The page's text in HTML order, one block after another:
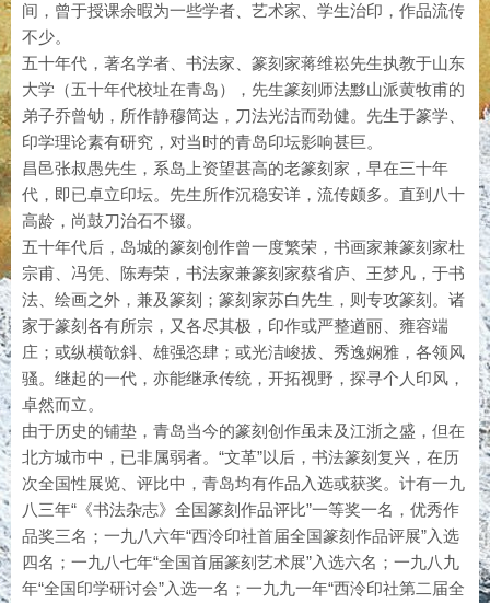
间，曾于授课余暇为一些学者、艺术家、学生治印，作品流传
不少。
五十年代，著名学者、书法家、篆刻家蒋维崧先生执教于山东
大学（五十年代校址在青岛），先生篆刻师法黟山派黄牧甫的
弟子乔曾劬，所作静穆简达，刀法光洁而劲健。先生于篆学、
印学理论素有研究，对当时的青岛印坛影响甚巨。
昌邑张叔愚先生，系岛上资望甚高的老篆刻家，早在三十年
代，即已卓立印坛。先生所作沉稳安详，流传颇多。直到八十
高龄，尚鼓刀治石不辍。
五十年代后，岛城的篆刻创作曾一度繁荣，书画家兼篆刻家杜
宗甫、冯凭、陈寿荣，书法家兼篆刻家蔡省庐、王梦凡，于书
法、绘画之外，兼及篆刻；篆刻家苏白先生，则专攻篆刻。诸
家于篆刻各有所宗，又各尽其极，印作或严整遒丽、雍容端
庄；或纵横欹斜、雄强恣肆；或光洁峻拔、秀逸娴雅，各领风
骚。继起的一代，亦能继承传统，开拓视野，探寻个人印风，
卓然而立。
由于历史的铺垫，青岛当今的篆刻创作虽未及江浙之盛，但在
北方城市中，已非属弱者。“文革”以后，书法篆刻复兴，在历
次全国性展览、评比中，青岛均有作品入选或获奖。计有一九
八三年“《书法杂志》全国篆刻作品评比”一等奖一名，优秀作
品奖三名；一九八六年“西泠印社首届全国篆刻作品评展”入选
四名；一九八七年“全国首届篆刻艺术展”入选六名；一九八九
年“全国印学研讨会”入选一名；一九九一年“西泠印社第二届全